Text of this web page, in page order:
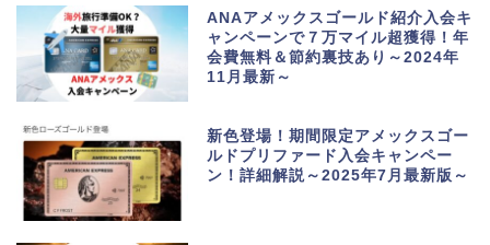
ANAアメックスゴールド紹介入会キ
ャンペーンで７万マイル超獲得！年
会費無料＆節約裏技あり～2024年
11月最新～
新色登場！期間限定アメックスゴー
ルドプリファード入会キャンペー
ン！詳細解説～2025年7月最新版～